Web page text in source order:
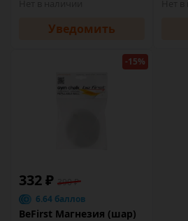
Уведомить
-15%
332 ₽ 390 ₽
6.64 баллов
BeFirst Магнезия (шар)